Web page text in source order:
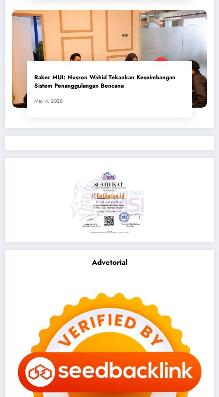
​Raker MUI: Nusron Wahid Tekankan Keseimbangan
Sistem Penanggulangan Bencana
May 4, 2026
Advetorial